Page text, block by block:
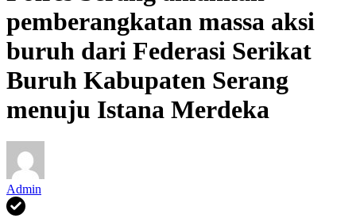
pemberangkatan massa aksi
buruh dari Federasi Serikat
Buruh Kabupaten Serang
menuju Istana Merdeka
Admin